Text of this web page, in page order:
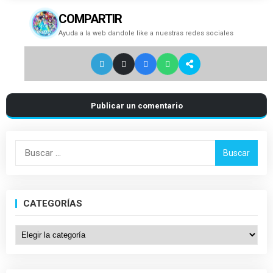
COMPARTIR
Ayuda a la web dandole like a nuestras redes sociales
Publicar un comentario
Buscar:
CATEGORÍAS
Categorías